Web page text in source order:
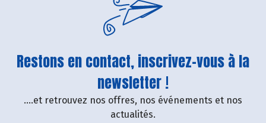
Restons en contact, inscrivez-vous à la
newsletter !
....et retrouvez nos offres, nos événements et nos
actualités.